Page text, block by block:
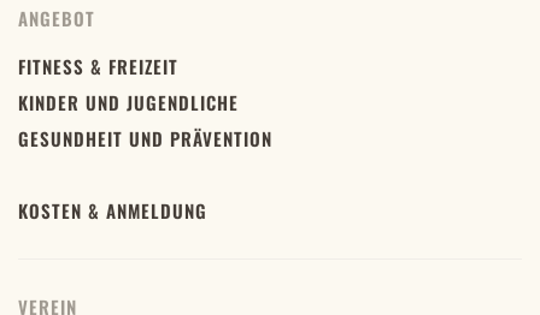
ANGEBOT
FITNESS & FREIZEIT
KINDER UND JUGENDLICHE
GESUNDHEIT UND PRÄVENTION
KOSTEN & ANMELDUNG
VEREIN